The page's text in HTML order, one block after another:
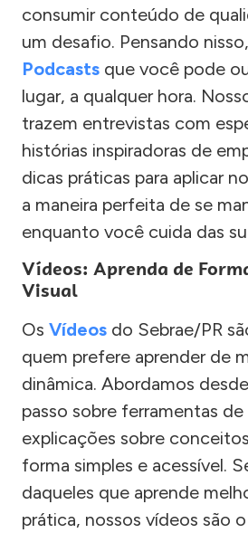
consumir conteúdo de
um desafio. Pensando
Podcasts que você pode
lugar, a qualquer hora.
trazem entrevistas com
histórias inspiradoras de
dicas práticas para aplicar
a maneira perfeita de se
enquanto você cuida das
Vídeos: Aprenda de
Visual
Os Vídeos do Sebrae/PR
quem prefere aprender de
dinâmica. Abordamos
passo sobre ferramentas
explicações sobre
forma simples e acessível.
daqueles que aprende
prática, nossos vídeos são